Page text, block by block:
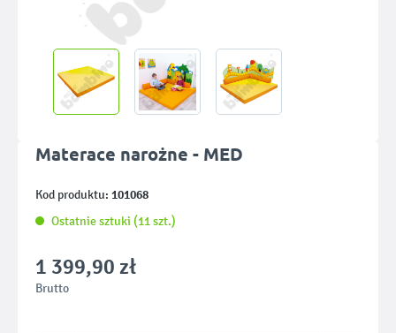
Materace narożne - MED
Kod produktu: 101068
Ostatnie sztuki (11 szt.)
1 399,90 zł
Brutto